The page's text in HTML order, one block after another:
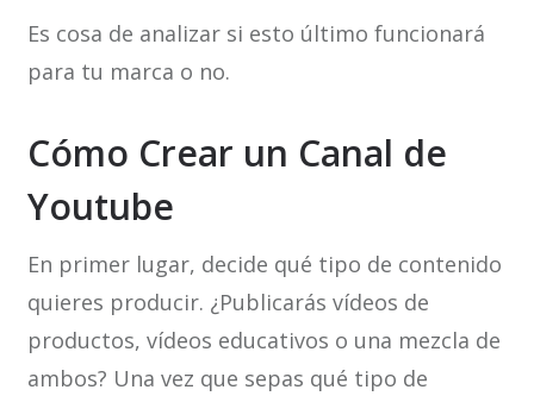
Es cosa de analizar si esto último funcionará
para tu marca o no.
Cómo Crear un Canal de
Youtube
En primer lugar, decide qué tipo de contenido
quieres producir. ¿Publicarás vídeos de
productos, vídeos educativos o una mezcla de
ambos? Una vez que sepas qué tipo de